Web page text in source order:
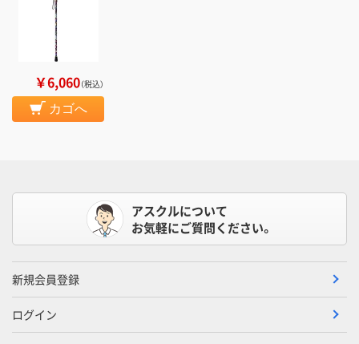
￥6,060（税込）
カゴへ
アスクルについて
お気軽にご質問ください。
新規会員登録
ログイン